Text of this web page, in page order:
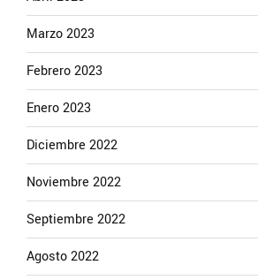
Marzo 2023
Febrero 2023
Enero 2023
Diciembre 2022
Noviembre 2022
Septiembre 2022
Agosto 2022